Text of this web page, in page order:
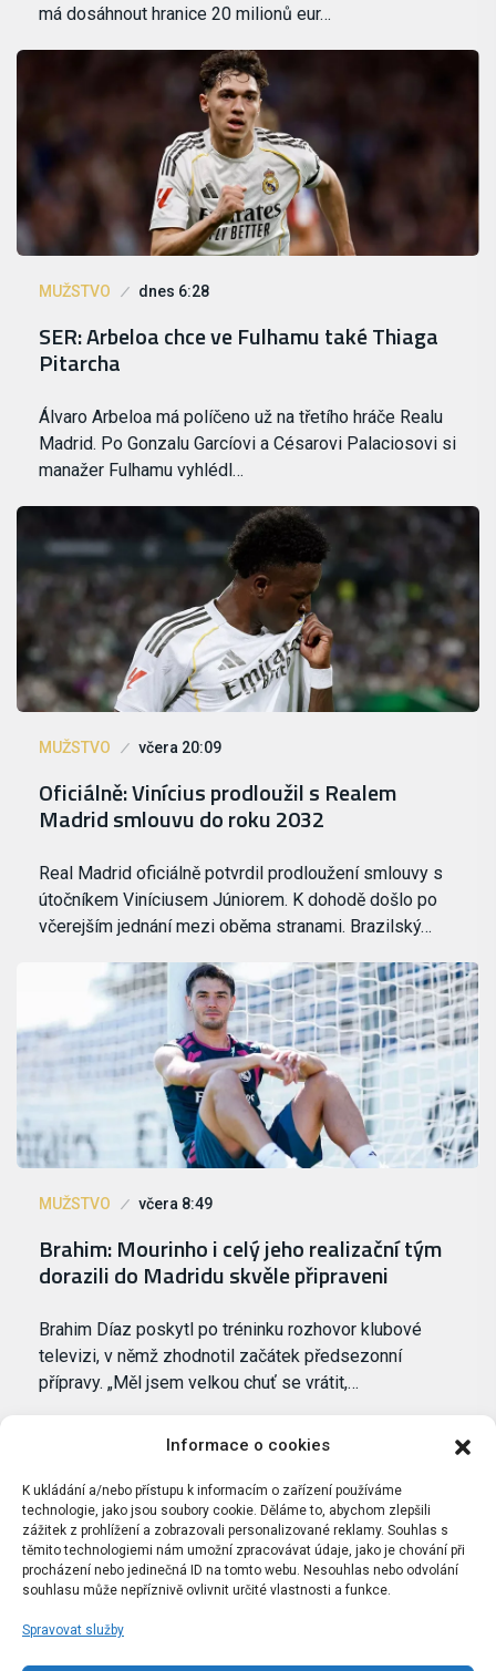
Informace o cookies
K ukládání a/nebo přístupu k informacím o zařízení používáme
technologie, jako jsou soubory cookie. Děláme to, abychom zlepšili
zážitek z prohlížení a zobrazovali personalizované reklamy. Souhlas s
těmito technologiemi nám umožní zpracovávat údaje, jako je chování při
procházení nebo jedinečná ID na tomto webu. Nesouhlas nebo odvolání
souhlasu může nepříznivě ovlivnit určité vlastnosti a funkce.
Spravovat služby
má dosáhnout hranice 20 milionů eur…
MUŽSTVO dnes 6:28
SER: Arbeloa chce ve Fulhamu také Thiaga
Pitarcha
Álvaro Arbeloa má políčeno už na třetího hráče Realu
Madrid. Po Gonzalu Garcíovi a Césarovi Palaciosovi si
manažer Fulhamu vyhlédl…
MUŽSTVO včera 20:09
Oficiálně: Vinícius prodloužil s Realem
Madrid smlouvu do roku 2032
Real Madrid oficiálně potvrdil prodloužení smlouvy s
útočníkem Viníciusem Júniorem. K dohodě došlo po
včerejším jednání mezi oběma stranami. Brazilský…
MUŽSTVO včera 8:49
Brahim: Mourinho i celý jeho realizační tým
dorazili do Madridu skvěle připraveni
Brahim Díaz poskytl po tréninku rozhovor klubové
televizi, v němž zhodnotil začátek předsezonní
přípravy. „Měl jsem velkou chuť se vrátit,…